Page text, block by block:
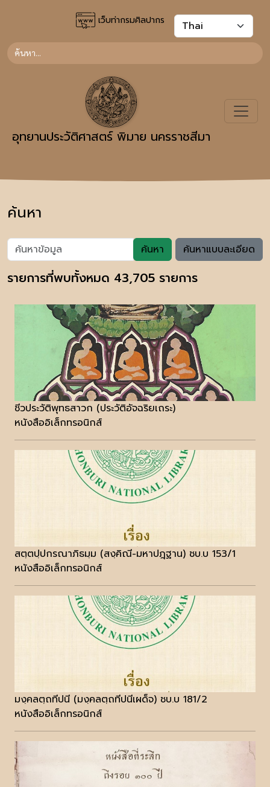
เว็บท่ากรมศิลปากร
อุทยานประวัติศาสตร์ พิมาย นครราชสีมา
ค้นหา
ค้นหา ค้นหาแบบละเอียด
รายการที่พบทั้งหมด 43,705 รายการ
ชีวประวัติพุทธสาวก (ประวัติอัจฉริยเถระ)
หนังสืออิเล็กทรอนิกส์
สตฺตปฺปกรณาภิธมฺม (สงฺคิณี-มหาปฎฺฐาน) ชบ.บ 153/1
หนังสืออิเล็กทรอนิกส์
มงฺคลตฺถทีปนี (มงฺคลตฺถทีปนีเผด็จ) ชบ.บ 181/2
หนังสืออิเล็กทรอนิกส์